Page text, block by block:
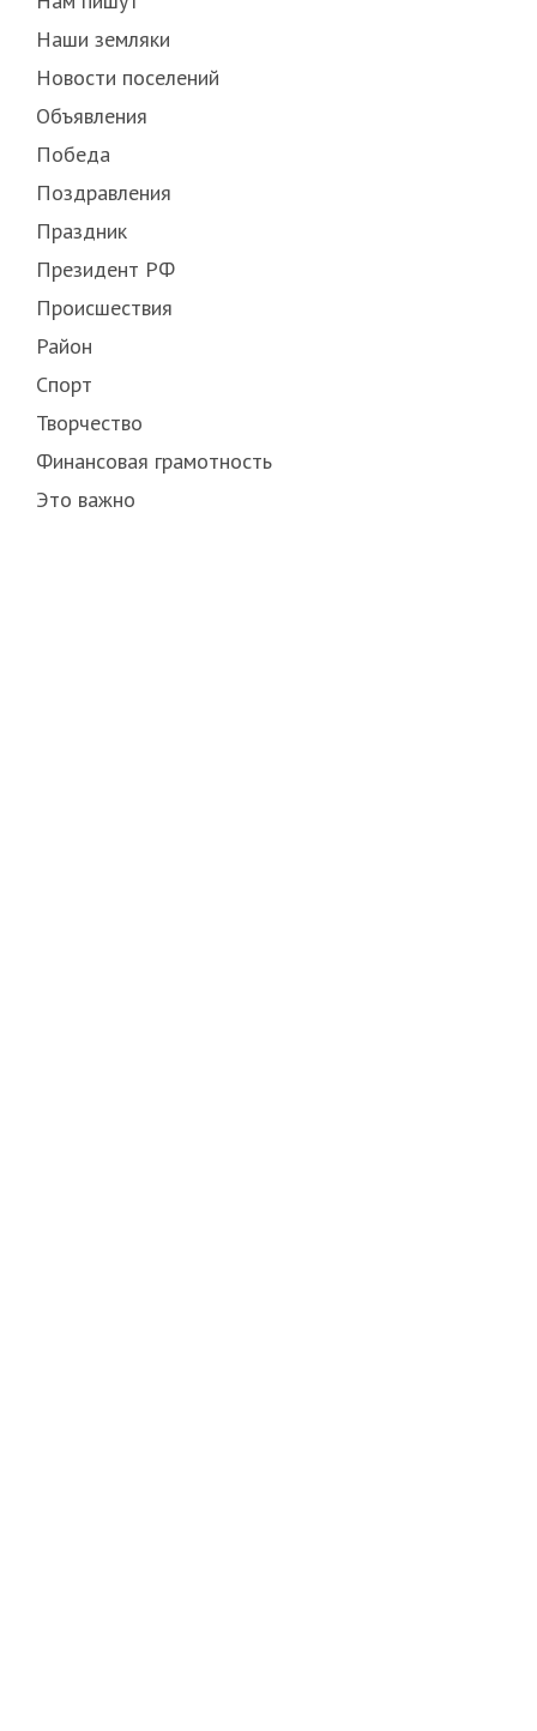
Наши земляки
Новости поселений
Объявления
Победа
Поздравления
Праздник
Президент РФ
Происшествия
Район
Спорт
Творчество
Финансовая грамотность
Это важно